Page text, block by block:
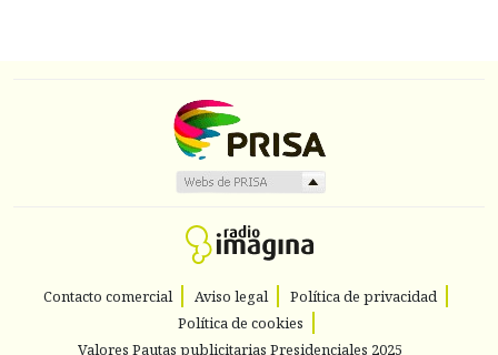
Contacto comercial Aviso legal
Política de privacidad
Política de cookies
Valores Pautas publicitarias Presidenciales 2025